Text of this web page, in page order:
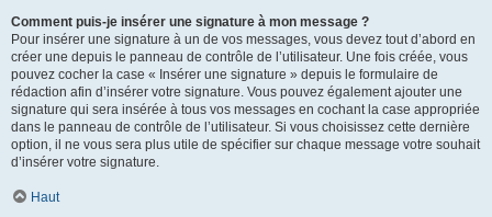
Comment puis-je insérer une signature à mon message ?
Pour insérer une signature à un de vos messages, vous devez tout d’abord en
créer une depuis le panneau de contrôle de l’utilisateur. Une fois créée, vous
pouvez cocher la case « Insérer une signature » depuis le formulaire de
rédaction afin d’insérer votre signature. Vous pouvez également ajouter une
signature qui sera insérée à tous vos messages en cochant la case appropriée
dans le panneau de contrôle de l’utilisateur. Si vous choisissez cette dernière
option, il ne vous sera plus utile de spécifier sur chaque message votre souhait
d’insérer votre signature.
Haut